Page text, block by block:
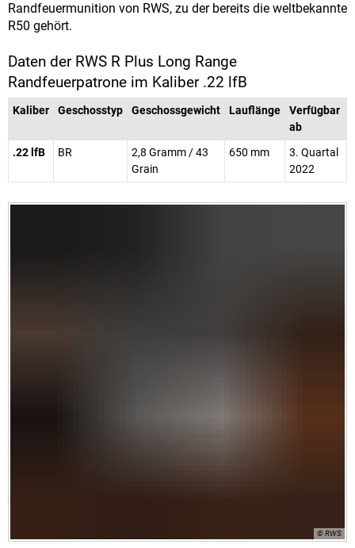
Randfeuermunition von RWS, zu der bereits die weltbekannte
R50 gehört.
Daten der RWS R Plus Long Range
Randfeuerpatrone im Kaliber .22 lfB
Kaliber Geschosstyp Geschossgewicht Lauflänge
Verfügbar
ab
.22 lfB
BR
2,8 Gramm / 43
Grain
650 mm
3. Quartal
2022
© RWS